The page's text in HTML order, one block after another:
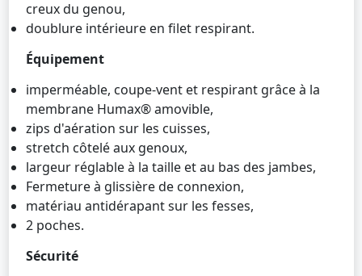
creux du genou,
doublure intérieure en filet respirant.
Équipement
imperméable, coupe-vent et respirant grâce à la
membrane Humax® amovible,
zips d'aération sur les cuisses,
stretch côtelé aux genoux,
largeur réglable à la taille et au bas des jambes,
Fermeture à glissière de connexion,
matériau antidérapant sur les fesses,
2 poches.
Sécurité